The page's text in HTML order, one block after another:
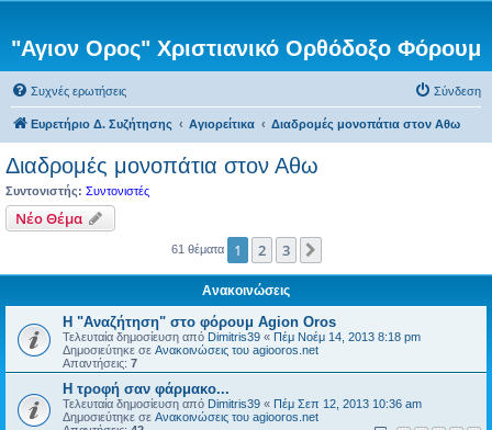
"Αγιον Ορος" Χριστιανικό Ορθόδοξο Φόρουμ
Συχνές ερωτήσεις Σύνδεση
Ευρετήριο Δ. Συζήτησης Αγιορείτικα Διαδρομές μονοπάτια στον Αθω
Διαδρομές μονοπάτια στον Αθω
Συντονιστής: Συντονιστές
Νέο Θέμα
61 θέματα 1 2 3
Ανακοινώσεις
Η "Αναζήτηση" στο φόρουμ Agion Oros
Τελευταία δημοσίευση από Dimitris39 « Πέμ Νοέμ 14, 2013 8:18 pm
Δημοσιεύτηκε σε Ανακοινώσεις του agiooros.net
Απαντήσεις: 7
H τροφή σαν φάρμακο...
Τελευταία δημοσίευση από Dimitris39 « Πέμ Σεπ 12, 2013 10:36 am
Δημοσιεύτηκε σε Ανακοινώσεις του agiooros.net